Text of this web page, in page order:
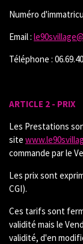
Numéro
Email :
Téléphone :
ARTICLE 2 - PRIX
Les Prestations
site
commande par le
Les prix sont
CGI).
Ces tarifs sont
validité mais le
validité, d'en